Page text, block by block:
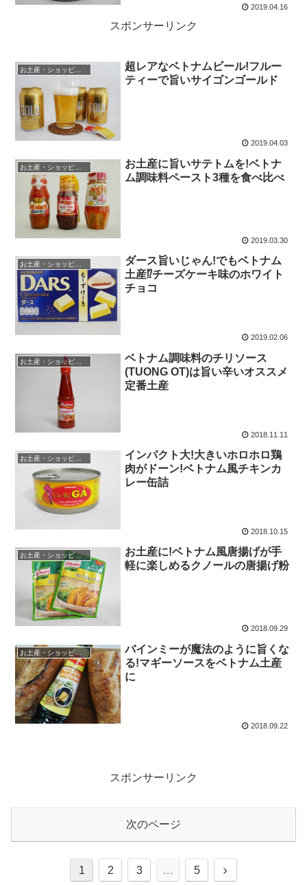
2019.04.16
スポンサーリンク
超レアなベトナムビール!フルー
ティーで旨いサイゴンゴールド
2019.04.03
お土産に旨いサテトムを!ベトナ
ム調味料ペースト3種を食べ比べ
2019.03.30
ダース旨いじゃん!でもベトナム
土産⁉チーズケーキ味のホワイト
チョコ
2019.02.06
ベトナム調味料のチリソース
(TUONG OT)は旨い辛いオススメ
定番土産
2018.11.11
インパクト大!大きいホロホロ鶏
肉がドーン!ベトナム風チキンカ
レー缶詰
2018.10.15
お土産・ショッピング
お土産に!ベトナム風唐揚げが手
軽に楽しめるクノールの唐揚げ粉
2018.09.29
お土産・ショッピング
バインミーが魔法のように旨くな
る!マギーソースをベトナム土産
に
2018.09.22
スポンサーリンク
次のページ
1 2 3 … 5 次